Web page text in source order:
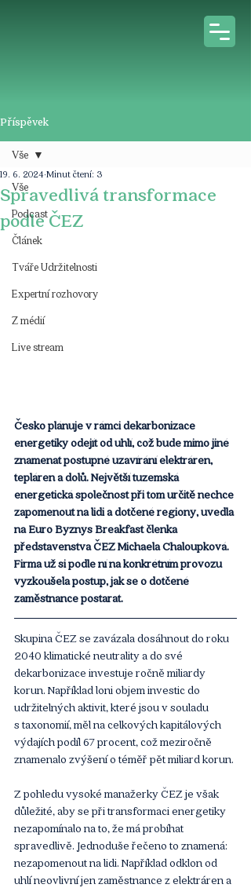
Příspěvek
Vše
Podcast
Článek
Tváře Udržitelnosti
Expertní rozhovory
Z médií
Live stream
Vše
Spravedlivá transformace
podle ČEZ
19. 6. 2024 Minut čtení: 3
Česko plánuje v rámci dekarbonizace
energetiky odejít od uhlí, což bude mimo jiné
znamenat postupné uzavírání elektráren,
tepláren a dolů. Největší tuzemská
energetická společnost při tom určitě nechce
zapomenout na lidi a dotčené regiony, uvedla
na Euro Byznys Breakfast členka
představenstva ČEZ Michaela Chaloupková.
Firma už si podle ní na konkrétním provozu
vyzkoušela postup, jak se o dotčené
zaměstnance postarat.
Skupina ČEZ se zavázala dosáhnout do roku
2040 klimatické neutrality a do své
dekarbonizace investuje ročně miliardy
korun. Například loni objem investic do
udržitelných aktivit, které jsou v souladu
s taxonomií, měl na celkových kapitálových
výdajích podíl 67 procent, což meziročně
znamenalo zvýšení o téměř pět miliard korun.
Z pohledu vysoké manažerky ČEZ je však
důležité, aby se při transformaci energetiky
nezapomínalo na to, že má probíhat
spravedlivě. Jednoduše řečeno to znamená:
nezapomenout na lidi. Například odklon od
uhlí neovlivní jen zaměstnance z elektráren a